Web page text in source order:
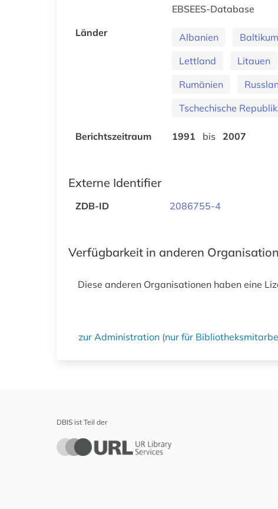
EBSEES-Database
Länder
Albanien Baltikum
Lettland
Litauen
Rumänien
Tschechische Republik
Berichtszeitraum 1991 bis 2007
Externe Identifier
ZDB-ID 2086755-4
Verfügbarkeit in anderen
Diese anderen Organisationen haben eine
zur Administration (nur für
DBIS ist Teil der